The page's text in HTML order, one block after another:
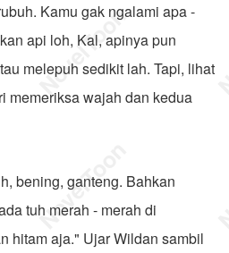
Kamu gak ngalami apa -
api loh, Kal, apinya pun
melepuh sedikit lah. Tapi, lihat
memeriksa wajah dan kedua
bening, ganteng. Bahkan
tuh merah - merah di
hitam aja." Ujar Wildan sambil